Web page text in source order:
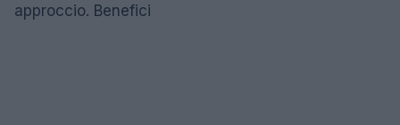
approccio. Benefici